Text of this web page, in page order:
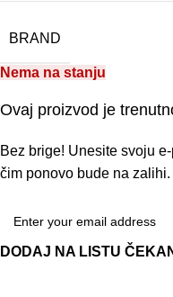
BRAND
Nema na stanju
Ovaj proizvod je
Bez brige! Unesite svoju
čim ponovo bude na zalihi.
DODAJ NA LISTU